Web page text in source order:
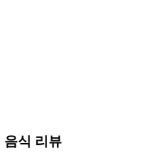
음식 리뷰